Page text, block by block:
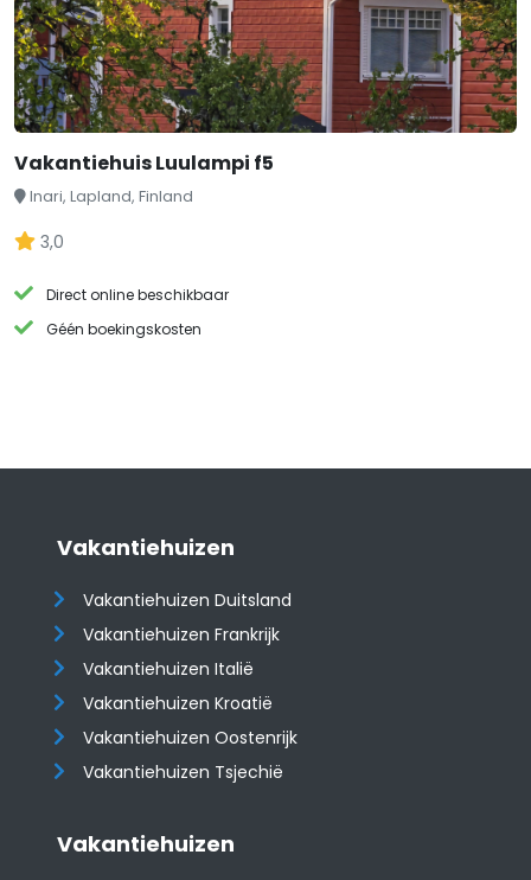
Vakantiehuis Luulampi f5
Inari, Lapland, Finland
3,0
Direct online beschikbaar
Géén boekingskosten
Vakantiehuizen
Vakantiehuizen Duitsland
Vakantiehuizen Frankrijk
Vakantiehuizen Italië
Vakantiehuizen Kroatië
​​​​​​​Vakantiehuizen Oostenrijk
Vakantiehuizen Tsjechië
Vakantiehuizen